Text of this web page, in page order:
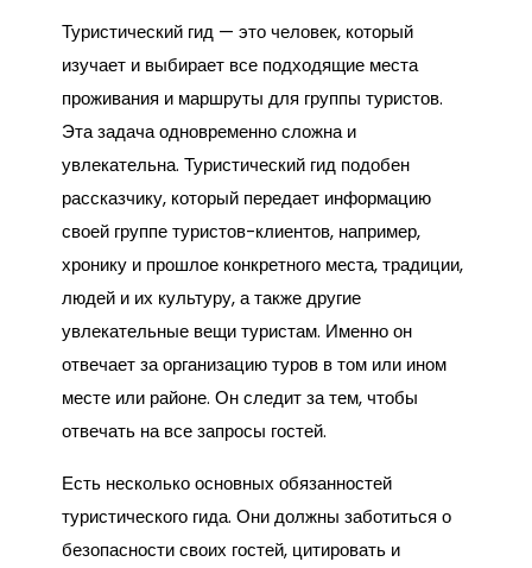
Туристический гид — это человек, который
изучает и выбирает все подходящие места
проживания и маршруты для группы туристов.
Эта задача одновременно сложна и
увлекательна. Туристический гид подобен
рассказчику, который передает информацию
своей группе туристов-клиентов, например,
хронику и прошлое конкретного места, традиции,
людей и их культуру, а также другие
увлекательные вещи туристам. Именно он
отвечает за организацию туров в том или ином
месте или районе. Он следит за тем, чтобы
отвечать на все запросы гостей.
Есть несколько основных обязанностей
туристического гида. Они должны заботиться о
безопасности своих гостей, цитировать и